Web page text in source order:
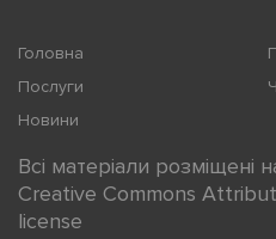
Головна
Послуги
Новини
Всі матеріали розміщені
Creative Commons
license